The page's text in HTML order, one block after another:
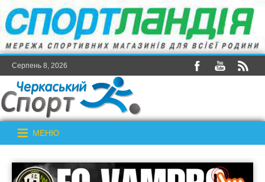
Серпень 8, 2026
МЕНЮ